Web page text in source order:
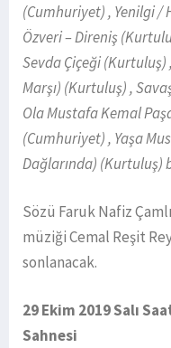
(Cumhuriyet) , Yenilgi /
Özveri – Direniş
Sevda Çiçeği (Kurtuluş)
Marşı) (Kurtuluş) ,
Ola Mustafa Kemal
(Cumhuriyet) , Yaşa
Dağlarında) (Kurtuluş)
Sözü Faruk Nafiz
müziği Cemal Reşit
sonlanacak.
29 Ekim 2019 Salı
Sahnesi